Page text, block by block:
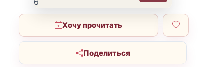
Хочу прочитать
Поделиться